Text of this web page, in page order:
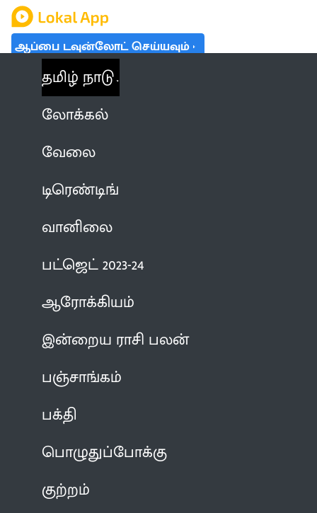
ஆப்பை டவுன்லோட் செய்யவும்
தமிழ் நாடு
லோக்கல்
வேலை
டிரெண்டிங்
வானிலை
பட்ஜெட் 2023-24
ஆரோக்கியம்
இன்றைய ராசி பலன்
பஞ்சாங்கம்
பக்தி
பொழுதுப்போக்கு
குற்றம்